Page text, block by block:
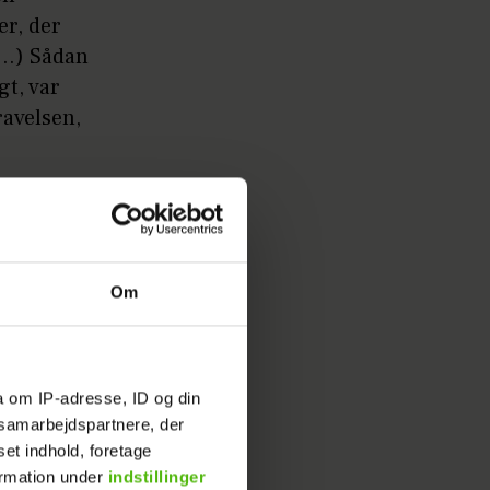
Om
om IP-adresse, ID og din
der
indhold, foretage
under indstillinger
der
Sådan
var
Jeg